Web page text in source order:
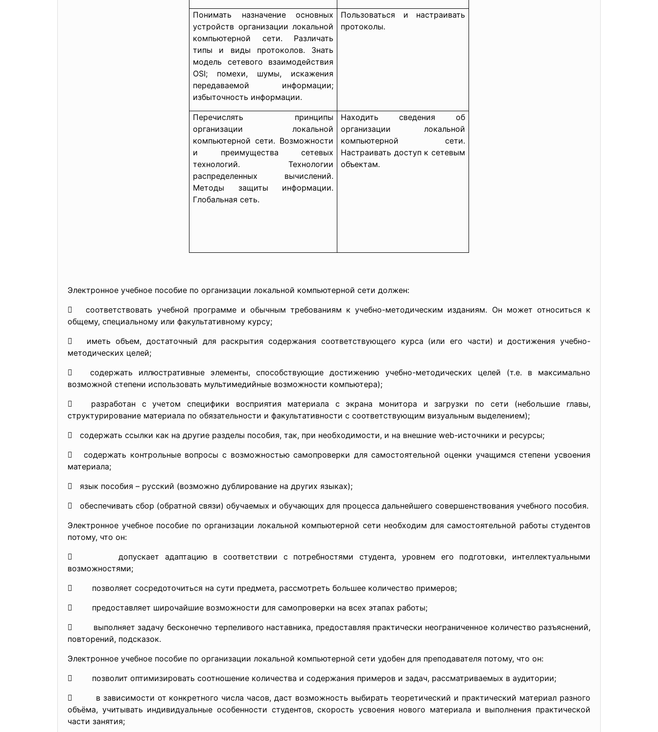
Понимать назначение основных
устройств организации локальной
компьютерной сети. Различать
типы и виды протоколов. Знать
модель сетевого взаимодействия
OSI; помехи, шумы, искажения
передаваемой информации;
избыточность информации.
Пользоваться и настраивать
протоколы.
Перечислять принципы
организации локальной
компьютерной сети. Возможности
и преимущества сетевых
технологий. Технологии
распределенных вычислений.
Методы защиты информации.
Глобальная сеть.
Находить сведения об
организации локальной
компьютерной сети.
Настраивать доступ к сетевым
объектам.
Электронное учебное пособие по организации локальной компьютерной сети должен:
 соответствовать учебной программе и обычным требованиям к учебно-методическим изданиям. Он может относиться к
общему, специальному или факультативному курсу;
 иметь объем, достаточный для раскрытия содержания соответствующего курса (или его части) и достижения учебно-
методических целей;
 содержать иллюстративные элементы, способствующие достижению учебно-методических целей (т.е. в максимально
возможной степени использовать мультимедийные возможности компьютера);
 разработан с учетом специфики восприятия материала с экрана монитора и загрузки по сети (небольшие главы,
структурирование материала по обязательности и факультативности с соответствующим визуальным выделением);
 содержать ссылки как на другие разделы пособия, так, при необходимости, и на внешние web-источники и ресурсы;
 содержать контрольные вопросы с возможностью самопроверки для самостоятельной оценки учащимся степени усвоения
материала;
 язык пособия – русский (возможно дублирование на других языках);
 обеспечивать сбор (обратной связи) обучаемых и обучающих для процесса дальнейшего совершенствования учебного пособия.
Электронное учебное пособие по организации локальной компьютерной сети необходим для самостоятельной работы студентов
потому, что он:
 допускает адаптацию в соответствии с потребностями студента, уровнем его подготовки, интеллектуальными
возможностями;
 позволяет сосредоточиться на сути предмета, рассмотреть большее количество примеров;
 предоставляет широчайшие возможности для самопроверки на всех этапах работы;
 выполняет задачу бесконечно терпеливого наставника, предоставляя практически неограниченное количество разъяснений,
повторений, подсказок.
Электронное учебное пособие по организации локальной компьютерной сети удобен для преподавателя потому, что он:
 позволит оптимизировать соотношение количества и содержания примеров и задач, рассматриваемых в аудитории;
 в зависимости от конкретного числа часов, даст возможность выбирать теоретический и практический материал разного
объёма, учитывать индивидуальные особенности студентов, скорость усвоения нового материала и выполнения практической
части занятия;